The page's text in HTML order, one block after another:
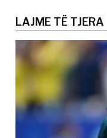
LAJME TË TJERA